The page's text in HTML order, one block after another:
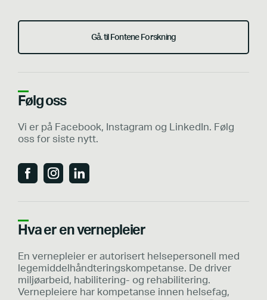
Gå. til Fontene Forskning
Følg oss
Vi er på Facebook, Instagram og LinkedIn. Følg
oss for siste nytt.
Hva er en vernepleier
En vernepleier er autorisert helsepersonell med
legemiddelhåndteringskompetanse. De driver
miljøarbeid, habilitering- og rehabilitering.
Vernepleiere har kompetanse innen helsefag,